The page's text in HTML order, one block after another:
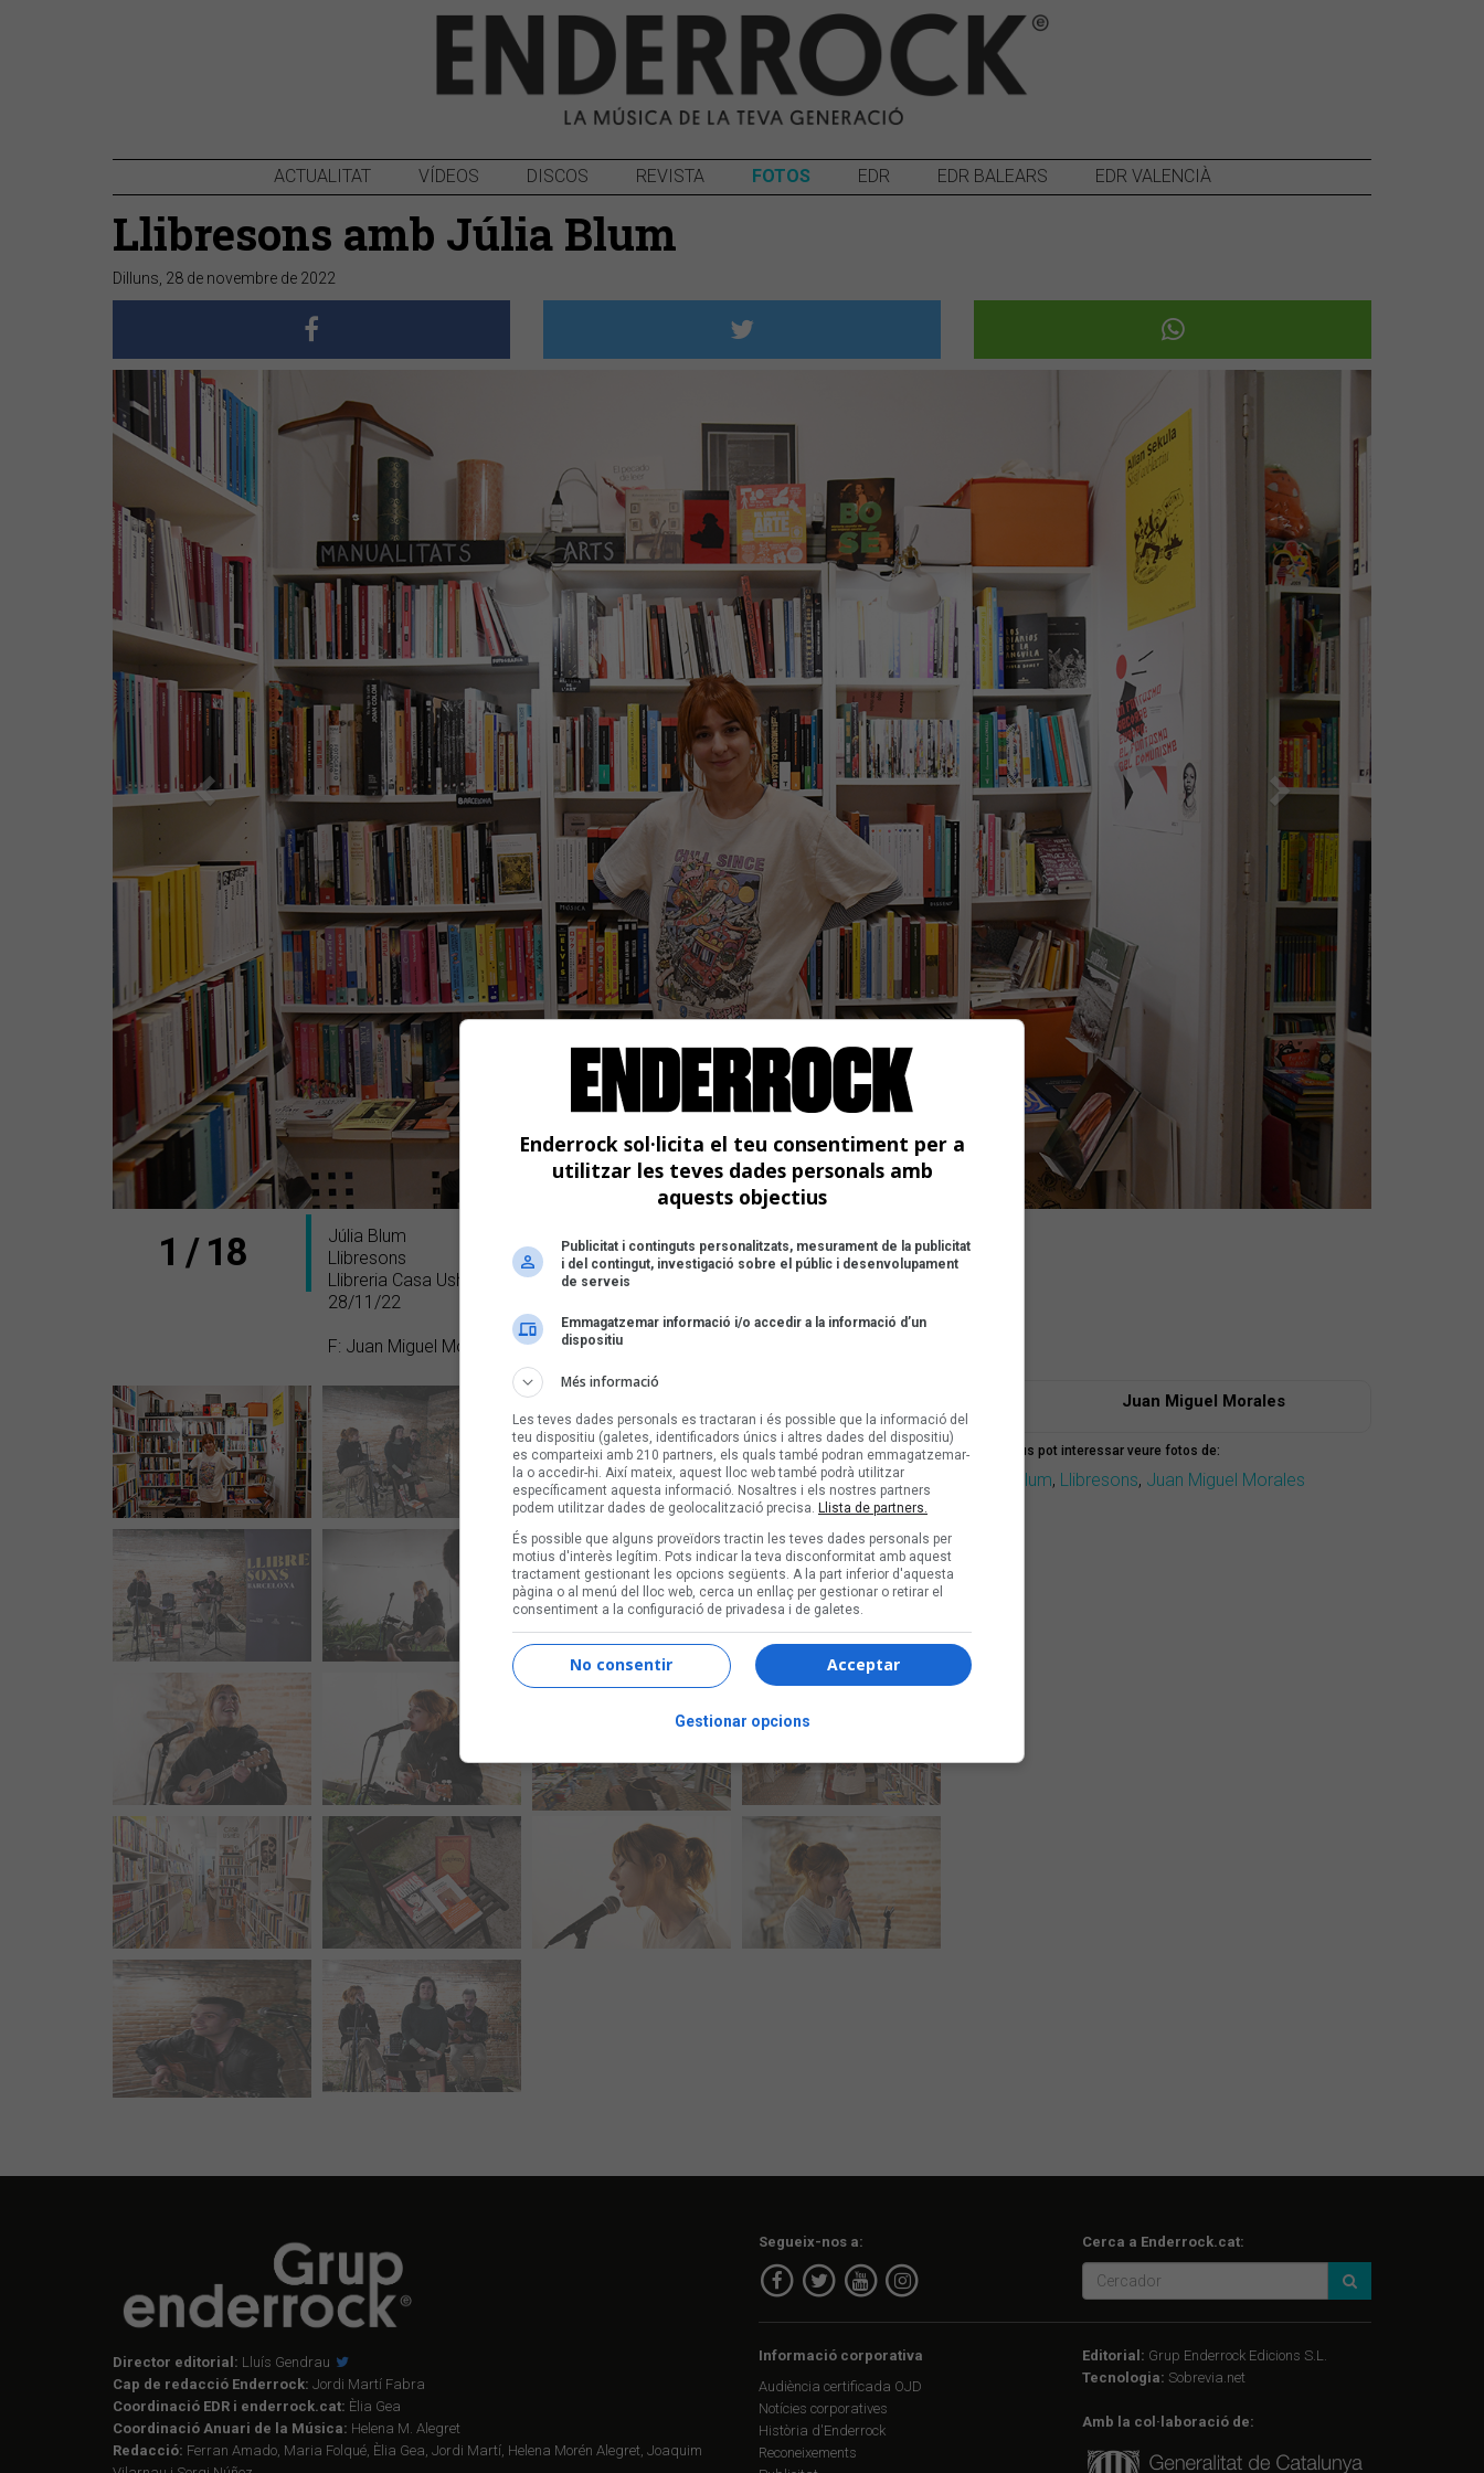
ACTUALITAT VÍDEOS DISCOS REVISTA FOTOS EDR EDR BALEARS EDR VALENCIÀ
Llibresons amb Júlia Blum
Dilluns, 28 de novembre de 2022
Anterior
1 / 18
Júlia Blum
Llibresons
Llibreria Casa Usher (Barcelona)
28/11/22
F: Juan Miguel Morales
Juan Miguel Morales
També us pot interessar veure fotos de:
Júlia Blum, Llibresons, Juan Miguel Morales
Director editorial: Lluís Gendrau
Cap de redacció Enderrock: Jordi Martí Fabra
Coordinació EDR i enderrock.cat: Èlia Gea
Coordinació Anuari de la Música: Helena M. Alegret
Redacció: Ferran Amado, Maria Folqué, Èlia Gea, Jordi Martí, Helena Morén Alegret, Joaquim
Segueix-nos a: Cerca a Enderrock.cat:
Informació corporativa
Audiència certificada OJD
Notícies corporatives
Història d'Enderrock
Reconeixements
Editorial: Grup Enderrock Edicions S.L.
Tecnologia: Sobrevia.net
Amb la col·laboració de:
Enderrock sol·licita el teu consentiment per a
utilitzar les teves dades personals amb
aquests objectius
Publicitat i continguts personalitzats, mesurament de la publicitat
i del contingut, investigació sobre el públic i desenvolupament
de serveis
Emmagatzemar informació i/o accedir a la informació d’un
dispositiu
Més informació
Les teves dades personals es tractaran i és possible que la informació del
teu dispositiu (galetes, identificadors únics i altres dades del dispositiu)
es comparteixi amb 210 partners, els quals també podran emmagatzemar-
la o accedir-hi. Així mateix, aquest lloc web també podrà utilitzar
específicament aquesta informació. Nosaltres i els nostres partners
podem utilitzar dades de geolocalització precisa. Llista de partners.
És possible que alguns proveïdors tractin les teves dades personals per
motius d'interès legítim. Pots indicar la teva disconformitat amb aquest
tractament gestionant les opcions següents. A la part inferior d'aquesta
pàgina o al menú del lloc web, cerca un enllaç per gestionar o retirar el
consentiment a la configuració de privadesa i de galetes.
Acceptar
No consentir
Gestionar opcions